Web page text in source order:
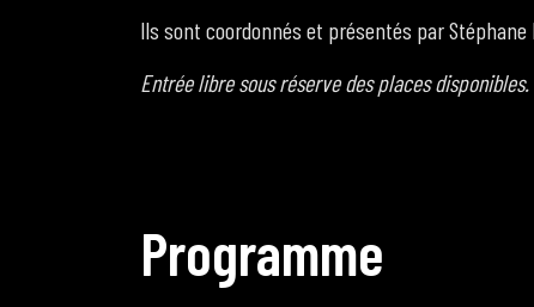
Ils sont coordonnés et présentés par Stéphane
Entrée libre sous réserve des places disponibles.
Programme